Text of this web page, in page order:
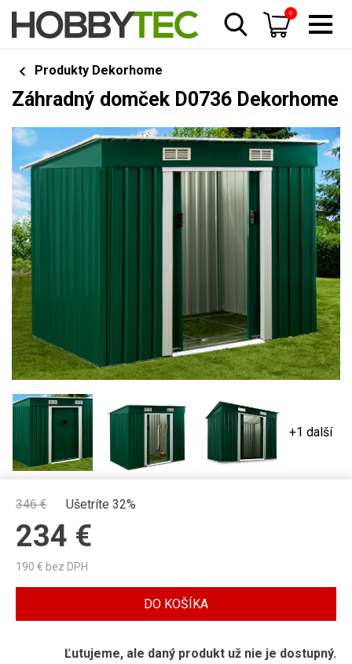
0
Produkty Dekorhome
Záhradný domček D0736 Dekorhome
+1 další
346€ Ušetríte 32%
234 €
190 € bez DPH
DO KOŠÍKA
Ľutujeme, ale daný produkt už nie je dostupný.